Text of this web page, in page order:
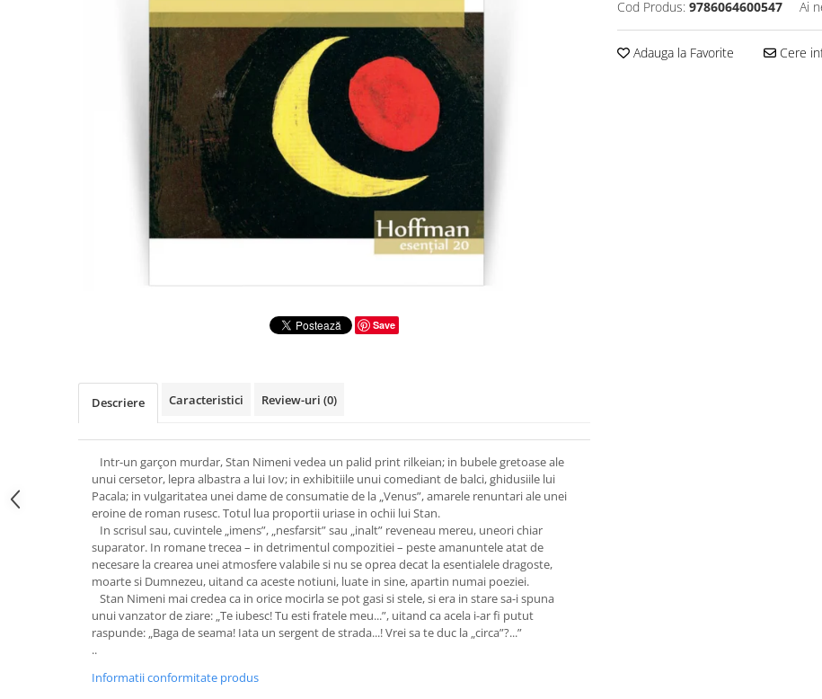
Save
Cod Produs: 9786064600547 Ai
Adauga la Favorite Cere
Descriere Caracteristici Review-uri (0)
Intr-un garçon murdar, Stan Nimeni vedea un palid print rilkeian; in bubele gretoase ale
unui cersetor, lepra albastra a lui Iov; in exhibitiile unui comediant de balci, ghidusiile lui
Pacala; in vulgaritatea unei dame de consumatie de la „Venus”, amarele renuntari ale unei
eroine de roman rusesc. Totul lua proportii uriase in ochii lui Stan.
In scrisul sau, cuvintele „imens”, „nesfarsit” sau „inalt” reveneau mereu, uneori chiar
suparator. In romane trecea – in detrimentul compozitiei – peste amanuntele atat de
necesare la crearea unei atmosfere valabile si nu se oprea decat la esentialele dragoste,
moarte si Dumnezeu, uitand ca aceste notiuni, luate in sine, apartin numai poeziei.
Stan Nimeni mai credea ca in orice mocirla se pot gasi si stele, si era in stare sa-i spuna
unui vanzator de ziare: „Te iubesc! Tu esti fratele meu...”, uitand ca acela i-ar fi putut
raspunde: „Baga de seama! Iata un sergent de strada...! Vrei sa te duc la „circa”?...”
..
Informatii conformitate produs